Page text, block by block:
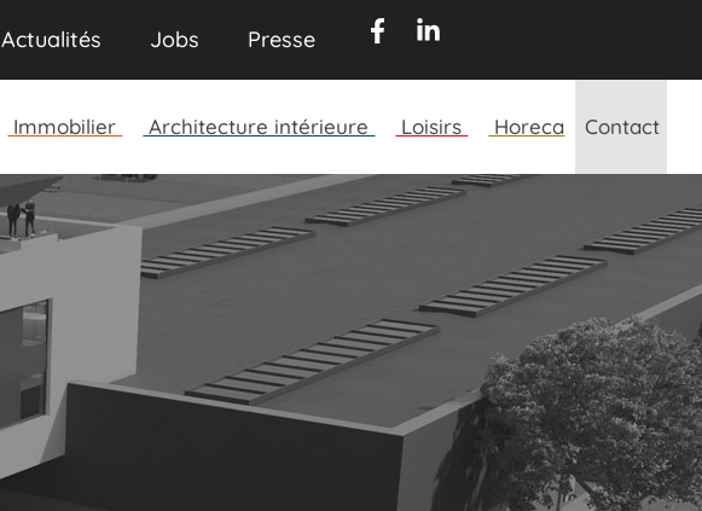
Actualités Jobs​ Presse​
Immobilier Architecture intérieure Loisirs Horeca Contact